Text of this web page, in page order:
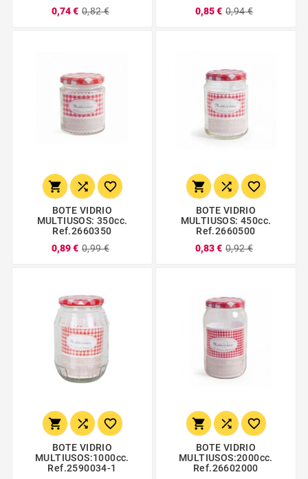
0,74 € 0,82 €
0,85 € 0,94 €
  
BOTE VIDRIO
MULTIUSOS: 350cc.
Ref.2660350
0,89 € 0,99 €
  
BOTE VIDRIO
MULTIUSOS: 450cc.
Ref.2660500
0,83 € 0,92 €
  
BOTE VIDRIO
MULTIUSOS:1000cc.
Ref.2590034-1
  
BOTE VIDRIO
MULTIUSOS:2000cc.
Ref.26602000